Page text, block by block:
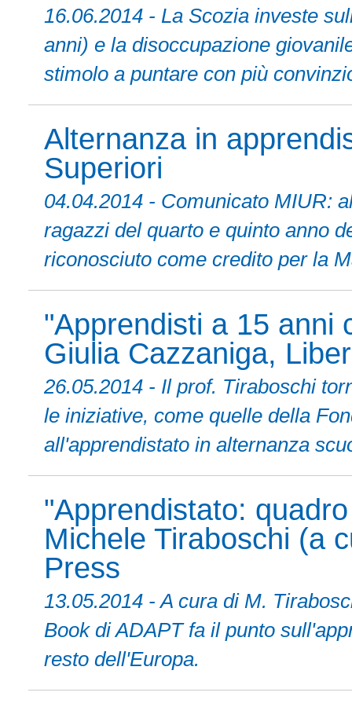
16.06.2014 - La Scozia investe
anni) e la disoccupazione
stimolo a puntare con più
Alternanza in
Superiori
04.04.2014 - Comunicato MIUR:
ragazzi del quarto e quinto anno
riconosciuto come credito per la
"Apprendisti a 15 anni
Giulia Cazzaniga,
26.05.2014 - Il prof. Tiraboschi
le iniziative, come quelle della
all'apprendistato in alternanza
"Apprendistato:
Michele Tiraboschi (a
Press
13.05.2014 - A cura di M.
Book di ADAPT fa il punto
resto dell'Europa.